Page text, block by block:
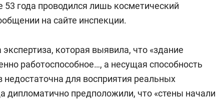
года проводился лишь косметический
на сайте инспекции.
которая выявила, что «здание
работоспособное…, а несущая способность
для восприятия реальных
дипломатично предположили, что «стены начали